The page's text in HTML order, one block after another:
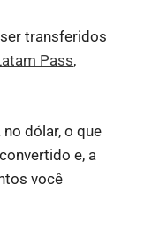
transferidos
Pass,
dólar, o que
e, a
você